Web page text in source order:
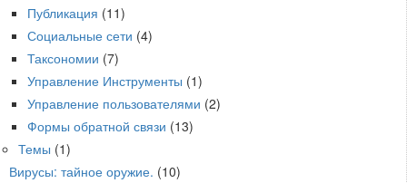
Публикация (11)
Социальные сети (4)
Таксономии (7)
Управление Инструменты (1)
Управление пользователями (2)
Формы обратной связи (13)
Темы (1)
Вирусы: тайное оружие. (10)